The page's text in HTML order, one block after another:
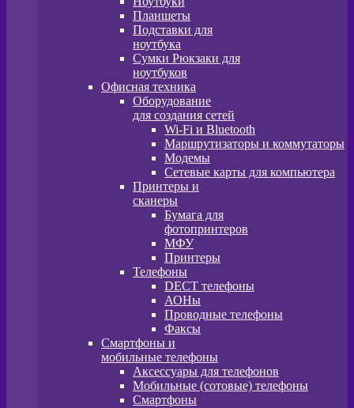
Планшеты
Подставки для
ноутбука
Сумки Рюкзаки для
ноутбуков
Офисная техника
Оборудование
для создания сетей
Wi-Fi и Bluetooth
Маршрутизаторы и коммутаторы
Модемы
Сетевые карты для компьютера
Принтеры и
сканеры
Бумага для
фотопринтеров
МФУ
Принтеры
Телефоны
DECT телефоны
АОНы
Проводные телефоны
Факсы
Смартфоны и
мобильные телефоны
Аксессуары для телефонов
Мобильные (сотовые) телефоны
Смартфоны